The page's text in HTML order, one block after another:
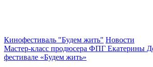
Кинофестиваль "Будем жить" Новости
Мастер-класс продюсера ФПГ Екатерины
фестивале «Будем жить»